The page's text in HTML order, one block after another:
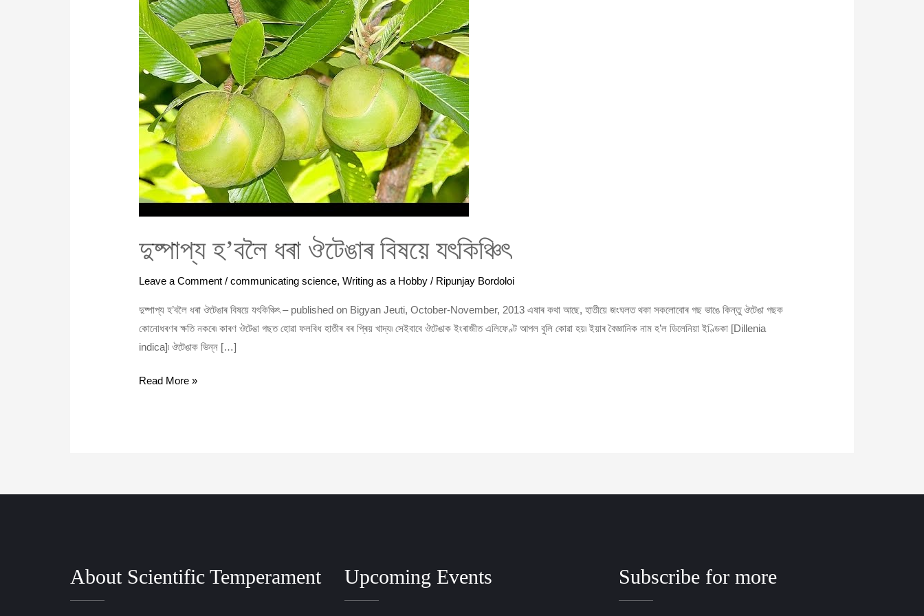
দুষ্পাপ্য হ’বলৈ ধৰা ঔটেঙাৰ বিষয়ে যৎকিঞ্চিৎ
Leave a Comment /communicating science,Writing as a Hobby / Ripunjay Bordoloi
দুষ্পাপ্য হ’বলৈ ধৰা ঔটেঙাৰ বিষয়ে যৎকিঞ্চিৎ – published on Bigyan Jeuti, October-November, 2013 এষাৰ কথা আছে, হাতীয়ে জংঘলত থকা সকলোবোৰ গছ ভাঙে কিন্তু ঔটেঙা গছক
কোনোধৰণৰ ক্ষতি নকৰে৷ কাৰণ ঔটেঙা গছত হোৱা ফলবিধ হাতীৰ বৰ প্ৰিয় খাদ্য৷ সেইবাবে ঔটেঙাক ইংৰাজীত এলিফেণ্ট আপল বুলি কোৱা হয়৷ ইয়াৰ বৈজ্ঞানিক নাম হ’ল ডিলেনিয়া ইণ্ডিকা [Dillenia
indica]৷ ঔটেঙাক ভিন্ন […]
ধৰা
ঔটেঙাৰ
বিষয়ে
যৎকিঞ্চিৎ
Read More »
About Scientific Temperament Upcoming Events Subscribe for more